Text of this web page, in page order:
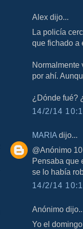
Alex dijo...
La policía
que fichado a
Normalmente
por ahí.
¿Dónde fué?
14/2/14
MARIA dijo...
@Anónimo
Pensaba que
se lo había
14/2/14
Anónimo
Yo el